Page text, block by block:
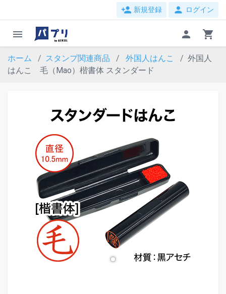
person_add 新規登録 person ログイン
menu person shopping_cart
ホーム スタンプ関連商品 外国人はんこ
外国人
はんこ 毛（Mao）楷書体 スタンダード